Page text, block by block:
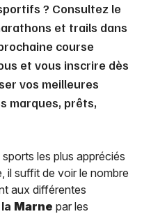
? Consultez le
et trails dans
course
et vous inscrire dès
vos meilleures
marques, prêts,
les plus appréciés
il suffit de voir le nombre
aux différentes
Marne par les